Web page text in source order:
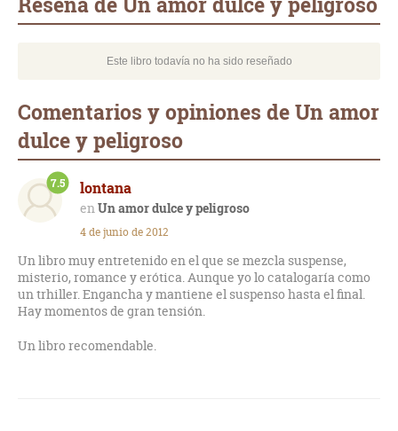
Este libro todavía no ha sido reseñado
Comentarios y opiniones de Un amor
dulce y peligroso
lontana
Un amor dulce y peligroso
7.5
4 de junio de 2012
Un libro muy entretenido en el que se mezcla suspense,
misterio, romance y erótica. Aunque yo lo catalogaría como
un trhiller. Engancha y mantiene el suspenso hasta el final.
Hay momentos de gran tensión.
Un libro recomendable.